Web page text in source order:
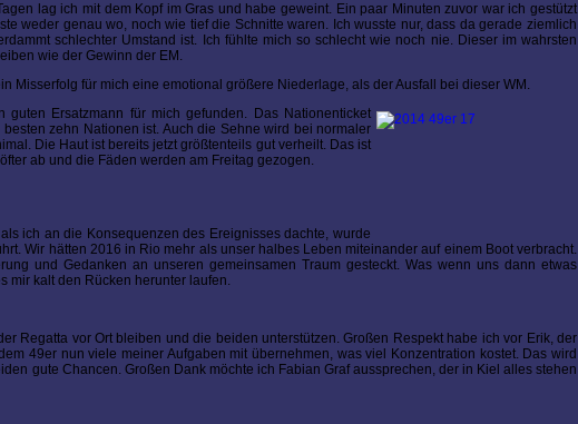
lag ich mit dem Kopf im Gras und habe geweint. Ein paar Minuten zuvor war ich gestützt
weder genau wo, noch wie tief die Schnitte waren. Ich wusste nur, dass da gerade ziemlich
schlechter Umstand ist. Ich fühlte mich so schlecht wie noch nie. Dieser im wahrsten
wie der Gewinn der EM.
Misserfolg für mich eine emotional größere Niederlage, als der Ausfall bei dieser WM.
Ersatzmann für mich gefunden. Das Nationenticket
zehn Nationen ist. Auch die Sehne wird bei normaler
Die Haut ist bereits jetzt größtenteils gut verheilt. Das ist
ab und die Fäden werden am Freitag gezogen.
ich an die Konsequenzen des Ereignisses dachte, wurde
Wir hätten 2016 in Rio mehr als unser halbes Leben miteinander auf einem Boot verbracht.
und Gedanken an unseren gemeinsamen Traum gesteckt. Was wenn uns dann etwas
mir kalt den Rücken herunter laufen.
Regatta vor Ort bleiben und die beiden unterstützen. Großen Respekt habe ich vor Erik, der
49er nun viele meiner Aufgaben mit übernehmen, was viel Konzentration kostet. Das wird
gute Chancen. Großen Dank möchte ich Fabian Graf aussprechen, der in Kiel alles stehen